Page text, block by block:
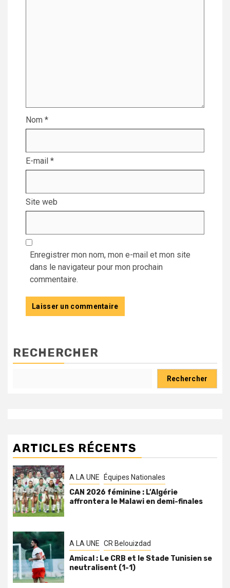
Nom *
E-mail *
Site web
Enregistrer mon nom, mon e-mail et mon site
dans le navigateur pour mon prochain
commentaire.
RECHERCHER
Rechercher
ARTICLES RÉCENTS
A LA UNE Équipes Nationales
CAN 2026 féminine : L’Algérie
affrontera le Malawi en demi-finales
A LA UNE CR Belouizdad
Amical : Le CRB et le Stade Tunisien se
neutralisent (1-1)